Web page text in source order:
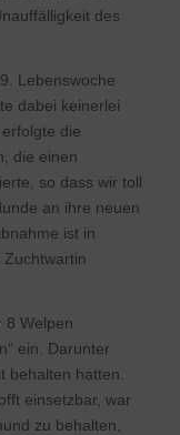
des
Lebenswoche
dabei keinerlei
die
die einen
so dass wir toll
an ihre neuen
ist in
8 Welpen
ein. Darunter
behalten hatten.
einsetzbar, war
zu behalten,